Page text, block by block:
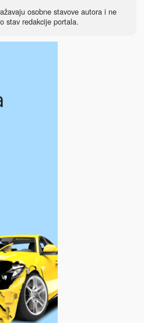
osobne stavove autora i ne
stav redakcije portala.